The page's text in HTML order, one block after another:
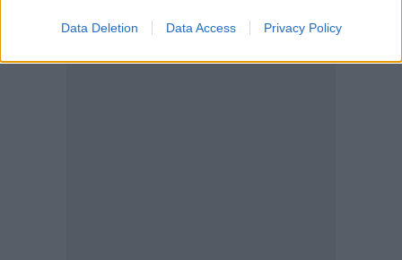
Data Deletion Data Access Privacy Policy